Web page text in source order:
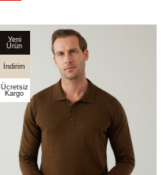
Yeni
Ürün
İndirim
Ücretsiz
Kargo